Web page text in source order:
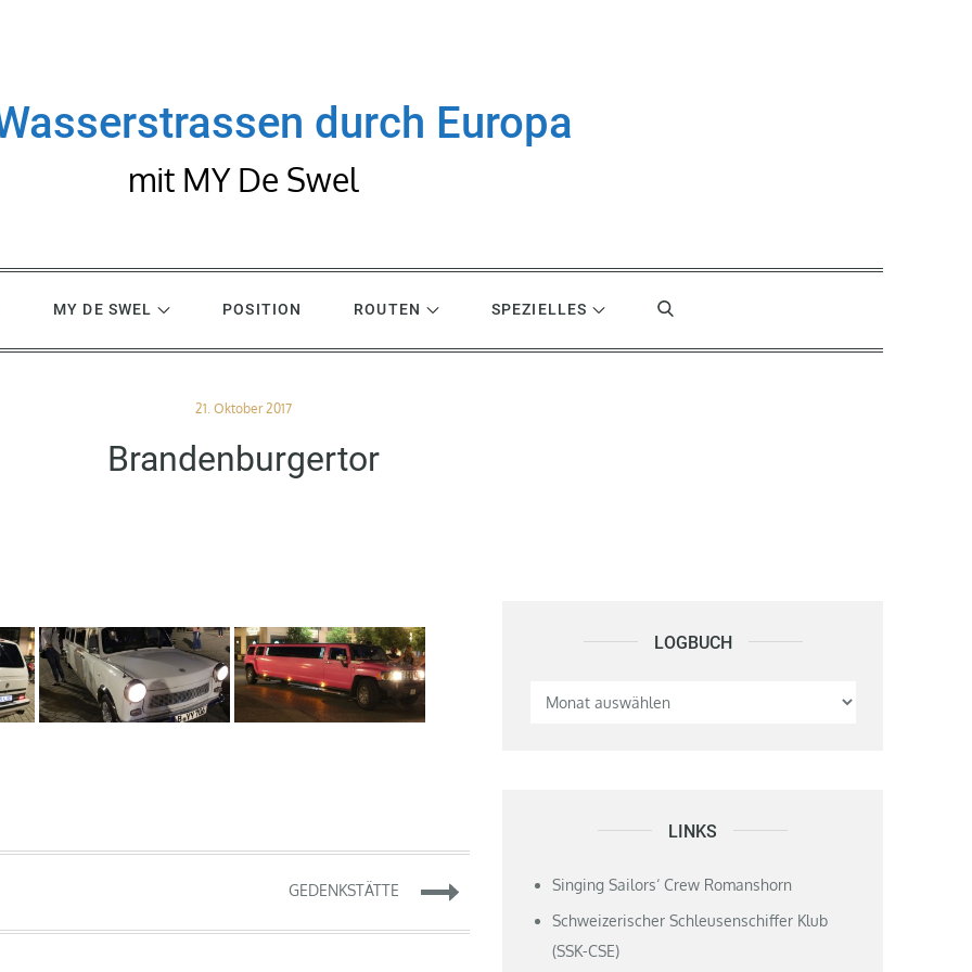
durch Europa
mit MY De Swel
MY DE SWEL POSITION ROUTEN SPEZIELLES
Posted
21. Oktober 2017
Brandenburgertor
GEDENKSTÄTTE
LOGBUCH Logbuch
LINKS
Singing Sailors‘ Crew Romanshorn
Schweizerischer Schleusenschiffer Klub
(SSK-CSE)